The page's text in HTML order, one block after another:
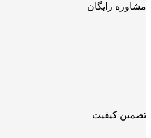
مشاوره رایگان
تضمین کیفیت